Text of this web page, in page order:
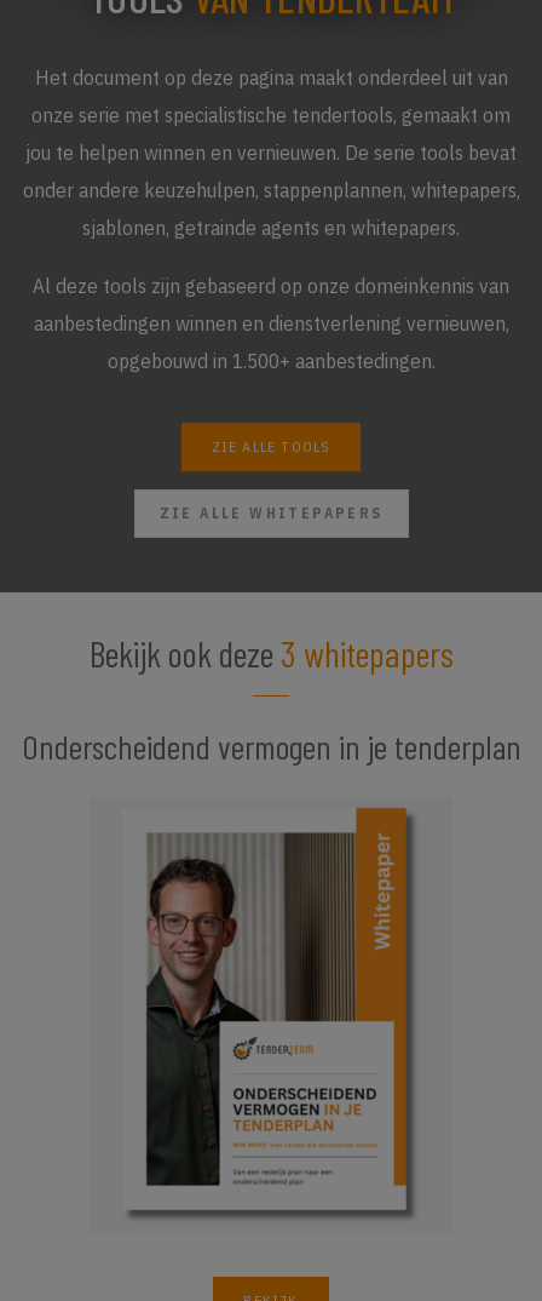
Het document op deze pagina maakt onderdeel uit van
onze serie met specialistische tendertools, gemaakt om
jou te helpen winnen en vernieuwen. De serie tools bevat
onder andere keuzehulpen, stappenplannen, whitepapers,
sjablonen, getrainde agents en whitepapers.
Al deze tools zijn gebaseerd op onze domeinkennis van
aanbestedingen winnen en dienstverlening vernieuwen,
opgebouwd in 1.500+ aanbestedingen.
ZIE ALLE TOOLS
ZIE ALLE WHITEPAPERS
Bekijk ook deze 3 whitepapers
Onderscheidend vermogen in je tenderplan